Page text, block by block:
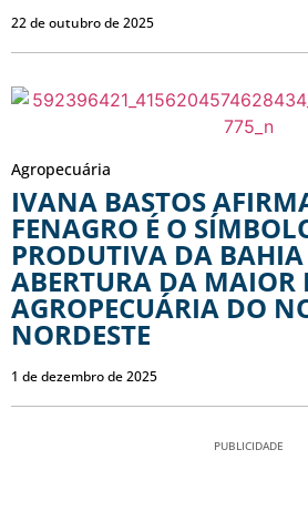
22 de outubro de 2025
Agropecuária
IVANA BASTOS
FENAGRO É O
PRODUTIVA DA
ABERTURA DA MAIOR
AGROPECUÁRIA DO
NORDESTE
1 de dezembro de 2025
PUBLICIDADE